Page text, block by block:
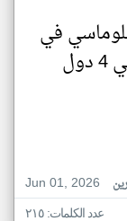
في
إفريقيا بافتتاح ممثليات في 4 دول
Jun 01, 2026
عدد الكلمات: ٢١٥